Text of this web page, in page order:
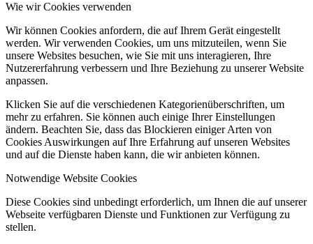
Wie wir Cookies verwenden
Wir können Cookies anfordern, die auf Ihrem Gerät eingestellt
werden. Wir verwenden Cookies, um uns mitzuteilen, wenn Sie
unsere Websites besuchen, wie Sie mit uns interagieren, Ihre
Nutzererfahrung verbessern und Ihre Beziehung zu unserer Website
anpassen.
Klicken Sie auf die verschiedenen Kategorienüberschriften, um
mehr zu erfahren. Sie können auch einige Ihrer Einstellungen
ändern. Beachten Sie, dass das Blockieren einiger Arten von
Cookies Auswirkungen auf Ihre Erfahrung auf unseren Websites
und auf die Dienste haben kann, die wir anbieten können.
Notwendige Website Cookies
Diese Cookies sind unbedingt erforderlich, um Ihnen die auf unserer
Webseite verfügbaren Dienste und Funktionen zur Verfügung zu
stellen.